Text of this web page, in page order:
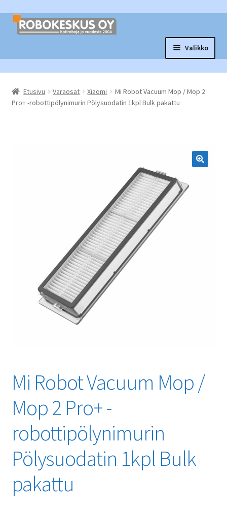
Siirry
navigointiin
Siirry
sisältöön
Valikko
Robottituotteet
tason
Tarvikkeet ja varaosat
tason
valikko
Etusivu Varaosat Xiaomi
Mi Robot Vacuum Mop / Mop 2
Pro+ -robottipölynimurin Pölysuodatin 1kpl Bulk pakattu
Mi Robot Vacuum Mop /
Mop 2 Pro+ -
robottipölynimurin
Pölysuodatin 1kpl Bulk
pakattu